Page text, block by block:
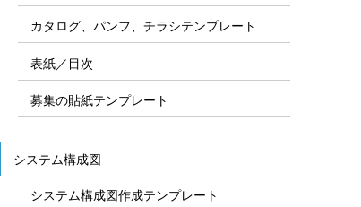
カタログ、パンフ、チラシテンプレート
表紙／目次
募集の貼紙テンプレート
システム構成図
システム構成図作成テンプレート